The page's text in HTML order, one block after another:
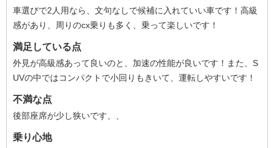
車選びで2人用なら、文句なしで候補に入れていい車です！高級
感があり、周りのcx乗りも多く、乗って楽しいです！
満足している点
外見が高級感あって良いのと、加速の性能が良いです！また、S
UVの中ではコンパクトで小回りもきいて、運転しやすいです！
不満な点
後部座席が少し狭いです、、
乗り心地